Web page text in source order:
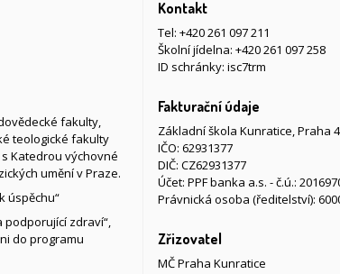
fakulty,
teologické fakulty
Katedrou výchovné
umění v Praze.
úspěchu“
podporující zdraví“,
do programu
Kontakt
Tel: +420 261 097 211
Školní jídelna: +420 261 097 258
ID schránky: isc7trm
Fakturační údaje
Základní škola Kunratice, Praha
IČO: 62931377
DIČ: CZ62931377
Účet: PPF banka a.s. - č.ú.:
Právnická osoba (ředitelství):
Zřizovatel
MČ Praha Kunratice